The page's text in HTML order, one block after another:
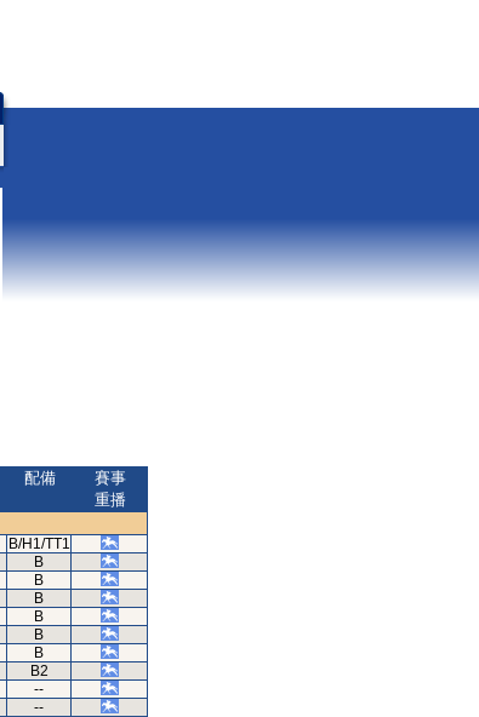
配備
賽事
重播
B/H1/TT1
B
B
B
B
B
B
B2
--
--